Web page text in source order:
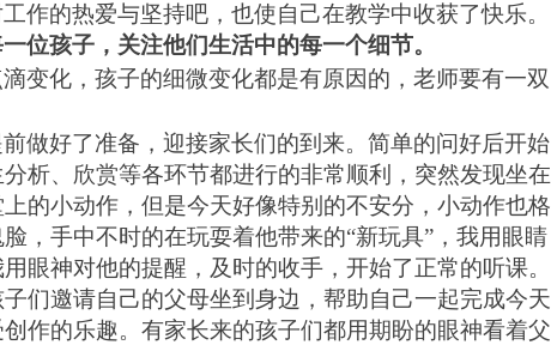
作的热爱与坚持吧，也使自己在教学中收获了快乐。
位孩子，关注他们生活中的每一个细节。
变化，孩子的细微变化都是有原因的，老师要有一双
做好了准备，迎接家长们的到来。简单的问好后开始
析、欣赏等各环节都进行的非常顺利，突然发现坐在
的小动作，但是今天好像特别的不安分，小动作也格
，手中不时的在玩耍着他带来的“新玩具”，我用眼睛
眼神对他的提醒，及时的收手，开始了正常的听课。
们邀请自己的父母坐到身边，帮助自己一起完成今天
作的乐趣。有家长来的孩子们都用期盼的眼神看着父